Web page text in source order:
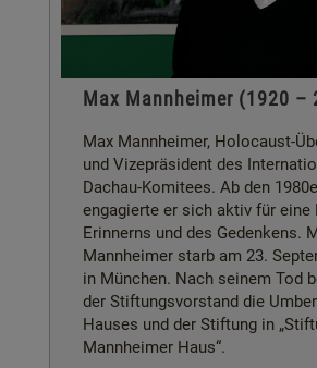
Max Mannheimer (1920 –
Max Mannheimer, Holocaust-
und Vizepräsident des
Dachau-Komitees. Ab den
engagierte er sich aktiv für eine
Erinnerns und des Gedenkens.
Mannheimer starb am 23.
in München. Nach seinem Tod
der Stiftungsvorstand die
Hauses und der Stiftung in
Mannheimer Haus“.